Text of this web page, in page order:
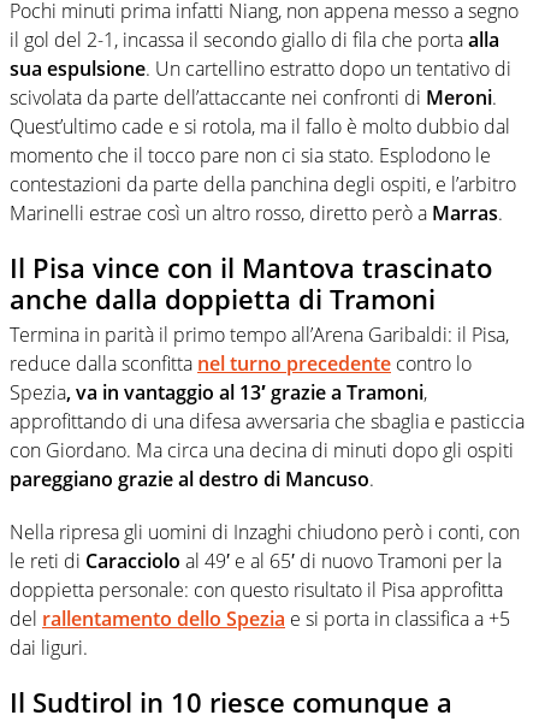
Pochi minuti prima infatti Niang, non appena messo a segno
il gol del 2-1, incassa il secondo giallo di fila che portaalla
sua espulsione. Un cartellino estratto dopo un tentativo di
scivolata da parte dell’attaccante nei confronti di Meroni.
Quest’ultimo cade e si rotola, ma il fallo è molto dubbio dal
momento che il tocco pare non ci sia stato. Esplodono le
contestazioni da parte della panchina degli ospiti, e l’arbitro
Marinelli estrae così un altro rosso, diretto però a Marras.
Il Pisa vince con il Mantova trascinato
anche dalla doppietta di Tramoni
Termina in parità il primo tempo all’Arena Garibaldi: il Pisa,
reduce dalla sconfitta nel turno precedente contro lo
Spezia, va in vantaggio al 13′ grazie a Tramoni,
approfittando di una difesa avversaria che sbaglia e pasticcia
con Giordano. Ma circa una decina di minuti dopo gli ospiti
pareggiano grazie al destro di Mancuso.
Nella ripresa gli uomini di Inzaghi chiudono però i conti, con
le reti di Caracciolo al 49′ e al 65′ di nuovo Tramoni per la
doppietta personale: con questo risultato il Pisa approfitta
del rallentamento dello Spezia e si porta in classifica a +5
dai liguri.
Il Sudtirol in 10 riesce comunque a